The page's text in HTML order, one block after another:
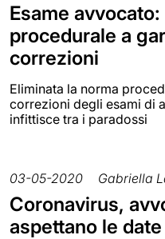
Esame
procedurale a
correzioni
Eliminata la norma
correzioni degli esami di
infittisce tra i paradossi
03-05-2020 Gabriella
Coronavirus,
aspettano le